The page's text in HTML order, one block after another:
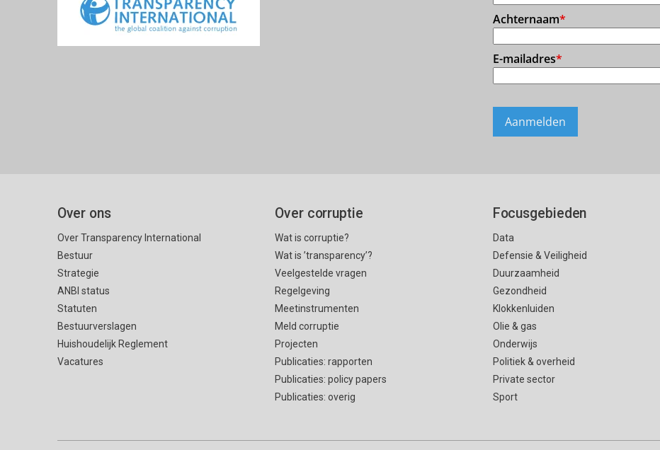
Over ons
Over Transparency International
Bestuur
Strategie
ANBI status
Statuten
Bestuurverslagen
Huishoudelijk Reglement
Vacatures
Over corruptie
Wat is corruptie?
Wat is ’transparency’?
Veelgestelde vragen
Regelgeving
Meetinstrumenten
Meld corruptie
Projecten
Publicaties: rapporten
Publicaties: policy papers
Publicaties: overig
Focusgebieden
Data
Defensie & Veiligheid
Duurzaamheid
Gezondheid
Klokkenluiden
Olie & gas
Onderwijs
Politiek & overheid
Private sector
Sport